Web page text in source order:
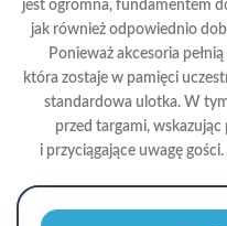
jest ogromna, fundamentem
jak również odpowiednio
Ponieważ akcesoria
która zostaje w pamięci
standardowa ulotka. W
przed targami,
i przyciągające uwagę